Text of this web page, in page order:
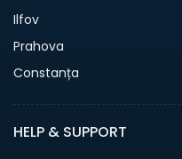
Ilfov
Prahova
Constanța
HELP & SUPPORT